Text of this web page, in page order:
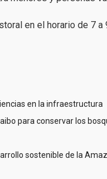
en el horario de 7 a
en la infraestructura
para conservar los
sostenible de la